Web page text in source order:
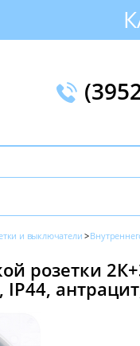
и выключатели
розетки